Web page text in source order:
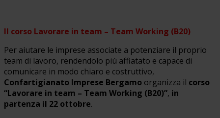
Il corso Lavorare in team – Team Working (B20)
Per aiutare le imprese associate a potenziare il proprio
team di lavoro, rendendolo più affiatato e capace di
comunicare in modo chiaro e costruttivo,
Confartigianato Imprese Bergamo organizza il corso
“Lavorare in team – Team Working (B20)”, in
partenza il 22 ottobre.